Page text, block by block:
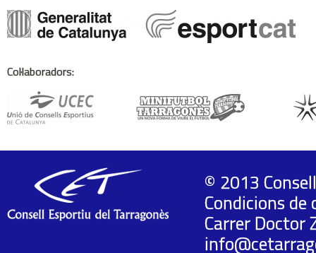
Col·laboradors:
© 2013
Condicions
Carrer Doctor